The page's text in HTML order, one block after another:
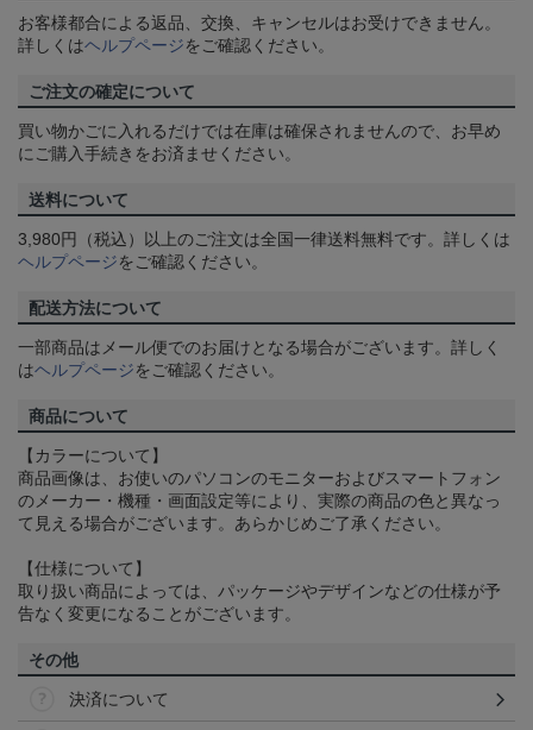
お客様都合による返品、交換、キャンセルはお受けできません。
詳しくはヘルプページをご確認ください。
ご注文の確定について
買い物かごに入れるだけでは在庫は確保されませんので、お早め
にご購入手続きをお済ませください。
送料について
3,980円（税込）以上のご注文は全国一律送料無料です。詳しくは
ヘルプページをご確認ください。
配送方法について
一部商品はメール便でのお届けとなる場合がございます。詳しく
はヘルプページをご確認ください。
商品について
【カラーについて】
商品画像は、お使いのパソコンのモニターおよびスマートフォン
のメーカー・機種・画面設定等により、実際の商品の色と異なっ
て見える場合がございます。あらかじめご了承ください。
【仕様について】
取り扱い商品によっては、パッケージやデザインなどの仕様が予
告なく変更になることがございます。
その他
決済について